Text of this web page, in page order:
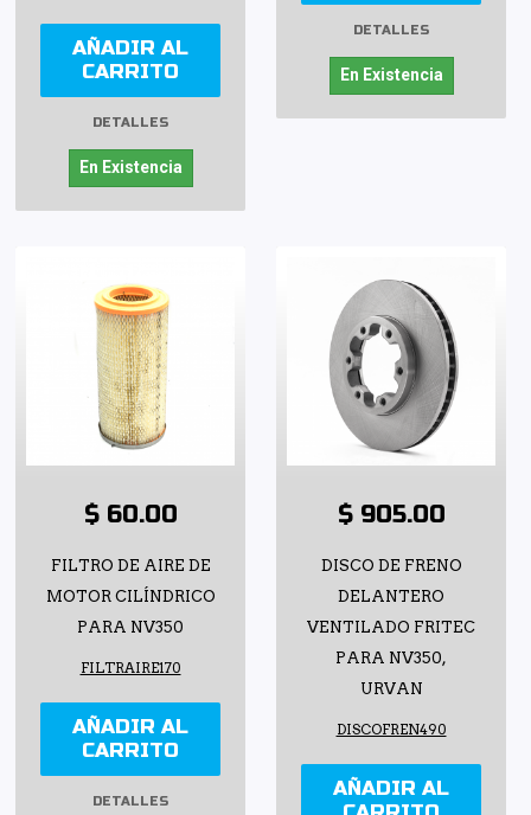
AÑADIR AL
CARRITO
DETALLES
En Existencia
DETALLES
En Existencia
$ 60.00
FILTRO DE AIRE DE
MOTOR CILÍNDRICO
PARA NV350
FILTRAIRE170
AÑADIR AL
CARRITO
DETALLES
$ 905.00
DISCO DE FRENO
DELANTERO
VENTILADO FRITEC
PARA NV350,
URVAN
DISCOFREN490
AÑADIR AL